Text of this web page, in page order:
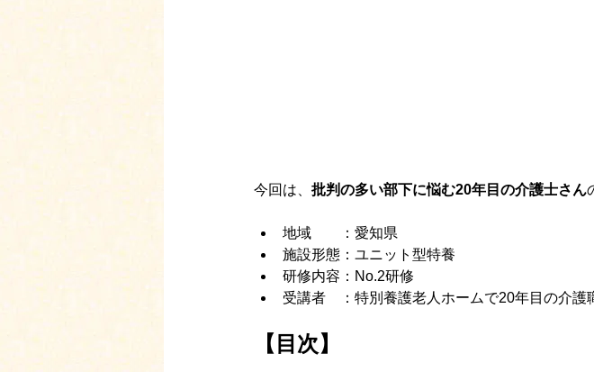
今回は、 批判の多い部下に悩む20年目の介護士さん
地域　　：愛知県
施設形態：ユニット型特養
研修内容：No.2研修
受講者　：特別養護老人ホームで20年目の介護
【目次】